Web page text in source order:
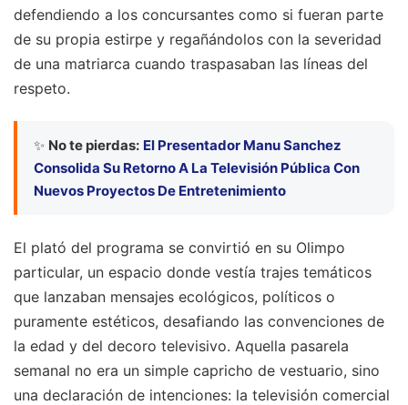
defendiendo a los concursantes como si fueran parte
de su propia estirpe y regañándolos con la severidad
de una matriarca cuando traspasaban las líneas del
respeto.
✨ No te pierdas: El Presentador Manu Sanchez
Consolida Su Retorno A La Televisión Pública Con
Nuevos Proyectos De Entretenimiento
El plató del programa se convirtió en su Olimpo
particular, un espacio donde vestía trajes temáticos
que lanzaban mensajes ecológicos, políticos o
puramente estéticos, desafiando las convenciones de
la edad y del decoro televisivo. Aquella pasarela
semanal no era un simple capricho de vestuario, sino
una declaración de intenciones: la televisión comercial